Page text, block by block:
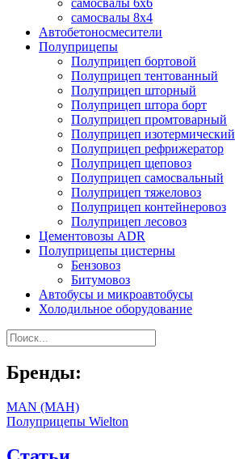
самосвалы 8x4
Автобетоносмесители
Полуприцепы
Полуприцеп бортовой
Полуприцеп тентованный
Полуприцеп шторный
Полуприцеп штора борт
Полуприцеп промтоварный
Полуприцеп изотермический
Полуприцеп рефрижератор
Полуприцеп щеповоз
Полуприцеп самосвальный
Полуприцеп тяжеловоз
Полуприцеп контейнеровоз
Полуприцеп лесовоз
Цементовозы ADR
Полуприцепы цистерны
Бензовоз
Битумовоз
Автобусы и микроавтобусы
Холодильное оборудование
Бренды:
MAN (МАН)
Полуприцепы Wielton